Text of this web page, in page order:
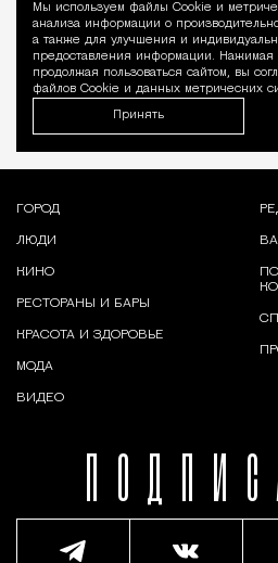
Мы используем файлы Сookie и
анализа информации о
а также для улучшения и
предоставления информации. Нажимая
продолжая пользоваться сайтом, вы
файлов Cookie и данных метрических
Принять
ГОРОД
ЛЮДИ
КИНО
РЕСТОРАНЫ И БАРЫ
КРАСОТА И ЗДОРОВЬЕ
МОДА
ВИДЕО